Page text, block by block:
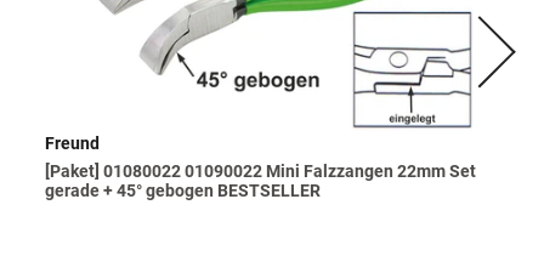
Freund
[Paket] 01080022 01090022 Mini Falzzangen 22mm Set
gerade + 45° gebogen BESTSELLER